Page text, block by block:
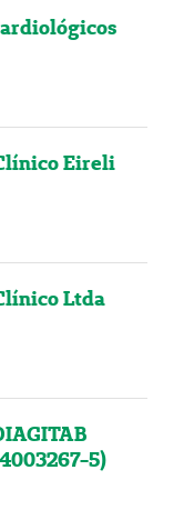
Eireli
Ltda
5)